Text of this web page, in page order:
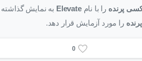
پرنده را با نامElevate به نمایش
را مورد آزمایش قرار دهد.
0